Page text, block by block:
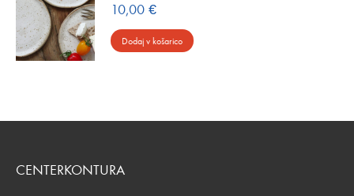
10,00 €
Dodaj v košarico
CENTERKONTURA